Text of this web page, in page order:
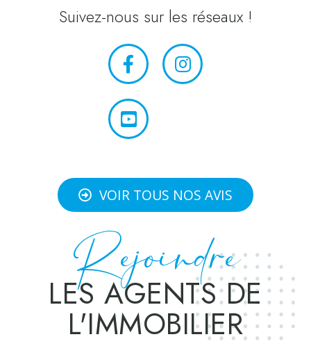
Suivez-nous sur les réseaux !
VOIR TOUS NOS AVIS
Rejoindre
LES AGENTS DE
L'IMMOBILIER